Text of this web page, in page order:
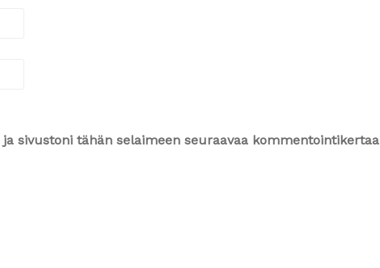
sivustoni tähän selaimeen seuraavaa kommentointikertaa